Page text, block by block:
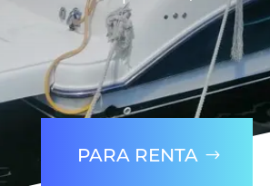
PARA RENTA